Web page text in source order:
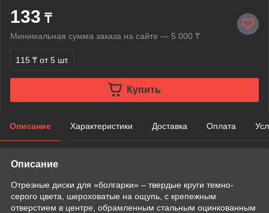
133 ₸
Минимальная сумма заказа на сайте — 5 000 ₸
115 ₸ от 5 шт.
Купить
Описание Характеристики Доставка Оплата
Описание
Отрезные диски для «болгарки» – твердые круги темно-
серого цвета, шероховатые на ощупь, с крепежным
отверстием в центре, обрамленным стальным оцинкованным